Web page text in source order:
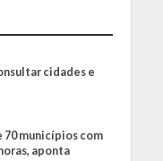
cidades e
70 municípios com
aponta